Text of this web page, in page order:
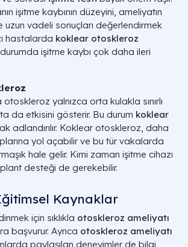
işitme kaybının düzeyini, ameliyatın
uzun vadeli sonuçları değerlendirmek
hastalarda koklear otoskleroz
işitme kaybı çok daha ileri
yalnızca orta kulakla sınırlı
da etkisini gösterir. Bu durum koklear
adlandırılır. Koklear otoskleroz, daha
yol açabilir ve bu tür vakalarda
hale gelir. Kimi zaman işitme cihazı
desteği de gerekebilir.
Kaynaklar
için sıklıkla otoskleroz ameliyatı
başvurur. Ayrıca otoskleroz ameliyatı
paylaşılan deneyimler de bilgi